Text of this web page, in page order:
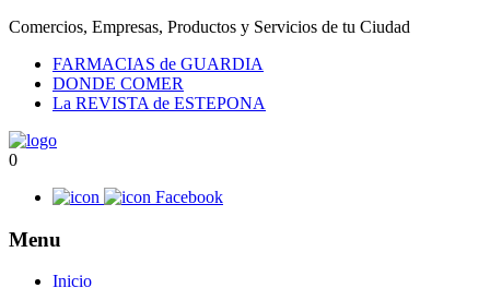
Comercios, Empresas, Productos y Servicios de tu Ciudad
FARMACIAS de GUARDIA
DONDE COMER
La REVISTA de ESTEPONA
0
Facebook
Menu
Inicio